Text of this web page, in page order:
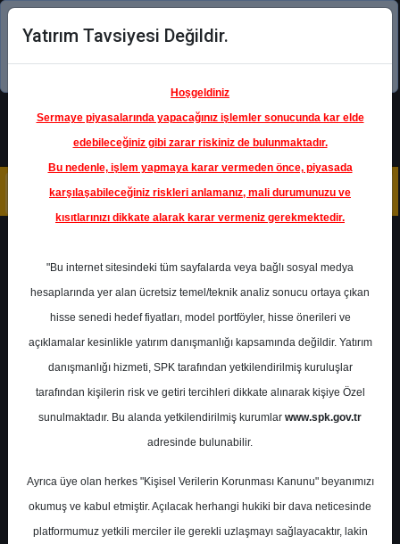
Şimdi uygulamayı indirin!
DOAS- DOĞUŞ OTOMOTİV
SERVİS VE TİCARET A.Ş.
Hedef Fiyat 323.00 ₺
Getiri
%66.24
6 8
Yatırım Tavsiyesi Değildir.
Hoşgeldiniz
Sermaye piyasalarında yapacağınız işlemler sonucunda kar elde
edebileceğiniz gibi zarar riskiniz de bulunmaktadır.
Bu nedenle, işlem yapmaya karar vermeden önce, piyasada
karşılaşabileceğiniz riskleri anlamanız, mali durumunuzu ve
kısıtlarınızı dikkate alarak karar vermeniz gerekmektedir.
"Bu internet sitesindeki tüm sayfalarda veya bağlı sosyal medya
hesaplarında yer alan ücretsiz temel/teknik analiz sonucu ortaya çıkan
hisse senedi hedef fiyatları, model portföyler, hisse önerileri ve
açıklamalar kesinlikle yatırım danışmanlığı kapsamında değildir. Yatırım
danışmanlığı hizmeti, SPK tarafından yetkilendirilmiş kuruluşlar
tarafından kişilerin risk ve getiri tercihleri dikkate alınarak kişiye Özel
sunulmaktadır. Bu alanda yetkilendirilmiş kurumlar www.spk.gov.tr
adresinde bulunabilir.
Ayrıca üye olan herkes "Kişisel Verilerin Korunması Kanunu" beyanımızı
okumuş ve kabul etmiştir. Açılacak herhangi hukiki bir dava neticesinde
platformumuz yetkili merciler ile gerekli uzlaşmayı sağlayacaktır, lakin